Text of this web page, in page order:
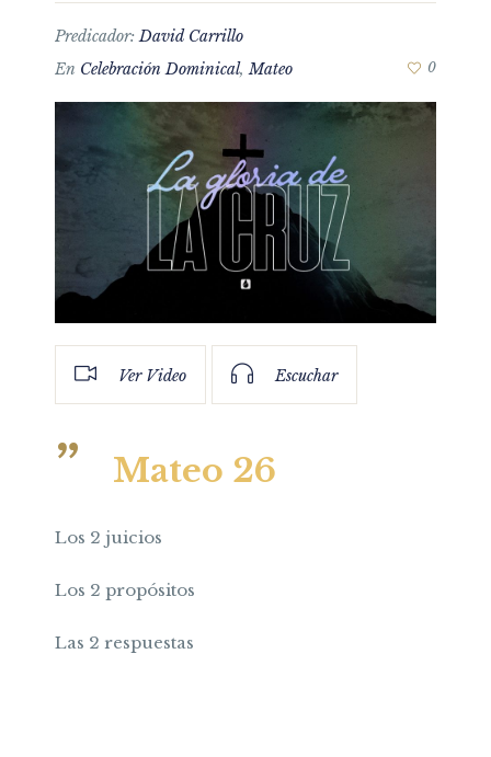
Predicador:David Carrillo
En Celebración Dominical,Mateo 0
Ver Video Escuchar
Mateo 26
Los 2 juicios
Los 2 propósitos
Las 2 respuestas